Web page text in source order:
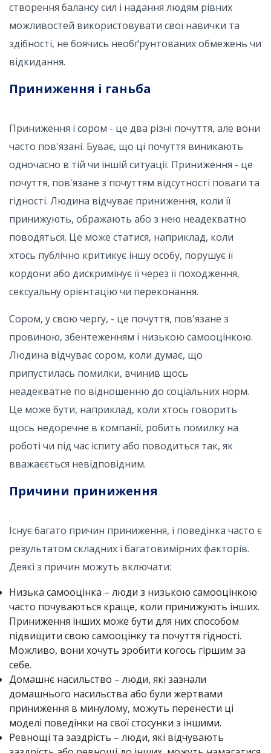
створення балансу сил і надання людям рівних
можливостей використовувати свої навички та
здібності, не боячись необґрунтованих обмежень чи
відкидання.
Приниження і ганьба
Приниження і сором - це два різні почуття, але вони
часто пов'язані. Буває, що ці почуття виникають
одночасно в тій чи іншій ситуації. Приниження - це
почуття, пов'язане з почуттям відсутності поваги та
гідності. Людина відчуває приниження, коли її
принижують, ображають або з нею неадекватно
поводяться. Це може статися, наприклад, коли
хтось публічно критикує іншу особу, порушує її
кордони або дискримінує її через її походження,
сексуальну орієнтацію чи переконання.
Сором, у свою чергу, - це почуття, пов'язане з
провиною, збентеженням і низькою самооцінкою.
Людина відчуває сором, коли думає, що
припустилась помилки, вчинив щось
неадекватне по відношенню до соціальних норм.
Це може бути, наприклад, коли хтось говорить
щось недоречне в компанії, робить помилку на
роботі чи під час іспиту або поводиться так, як
вважаєється невідповідним.
Причини приниження
Існує багато причин приниження, і поведінка часто є
результатом складних і багатовимірних факторів.
Деякі з причин можуть включати:
Низька самооцінка – люди з низькою самооцінкою
часто почуваються краще, коли принижують інших.
Приниження інших може бути для них способом
підвищити свою самооцінку та почуття гідності.
Можливо, вони хочуть зробити когось гіршим за
себе.
Домашнє насильство – люди, які зазнали
домашнього насильства або були жертвами
приниження в минулому, можуть перенести ці
моделі поведінки на свої стосунки з іншими.
Ревнощі та заздрість – люди, які відчувають